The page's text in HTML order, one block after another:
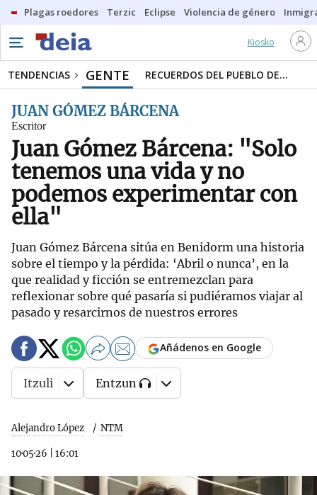
Plagas roedores Terzic Eclipse Violencia de género
Kiosko
TENDENCIAS GENTE RECUERDOS DEL PUEBLO DE...
JUAN GÓMEZ BÁRCENA
Escritor
Juan Gómez Bárcena: "Solo
tenemos una vida y no
podemos experimentar con
ella"
Juan Gómez Bárcena sitúa en Benidorm una historia
sobre el tiempo y la pérdida: ‘Abril o nunca’, en la
que realidad y ficción se entremezclan para
reflexionar sobre qué pasaría si pudiéramos viajar al
pasado y resarcirnos de nuestros errores
Alejandro López NTM
10·05·26 16:01
Añádenos en Google
Itzuli Entzun